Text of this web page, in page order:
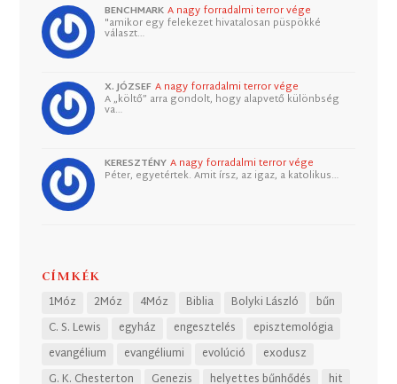
BENCHMARK A nagy forradalmi terror vége
"amikor egy felekezet hivatalosan püspökké
választ…
X. JÓZSEF A nagy forradalmi terror vége
A „költő” arra gondolt, hogy alapvető különbség
va…
KERESZTÉNY A nagy forradalmi terror vége
Péter, egyetértek. Amit írsz, az igaz, a katolikus…
CÍMKÉK
1Móz 2Móz 4Móz Biblia Bolyki László
bűn
C. S. Lewis
egyház engesztelés
episztemológia
evangélium
evangéliumi evolúció
exodusz
G. K. Chesterton
Genezis helyettes bűnhődés hit